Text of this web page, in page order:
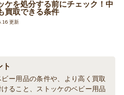
ケを処分する前にチェック！中
買取できる条件
更新
ト
ー用品の条件や、より高く買取
ること、ストッケのベビー用品